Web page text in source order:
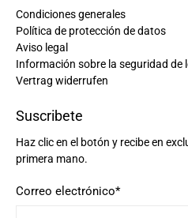
Condiciones generales
Política de protección de datos
Aviso legal
Información sobre la seguridad de
Vertrag widerrufen
Suscribete
Haz clic en el botón y recibe en
primera mano.
Correo electrónico*